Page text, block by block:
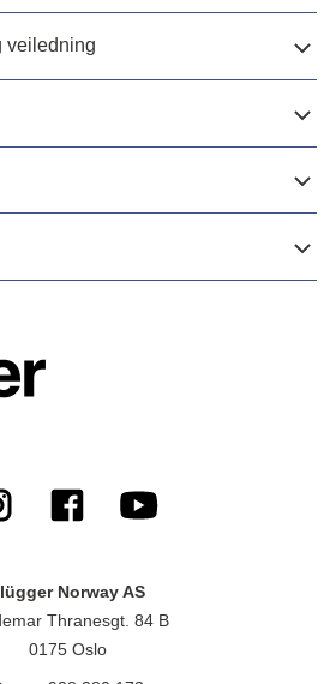
veiledning
Norway AS
Thranesgt. 84 B
0175 Oslo